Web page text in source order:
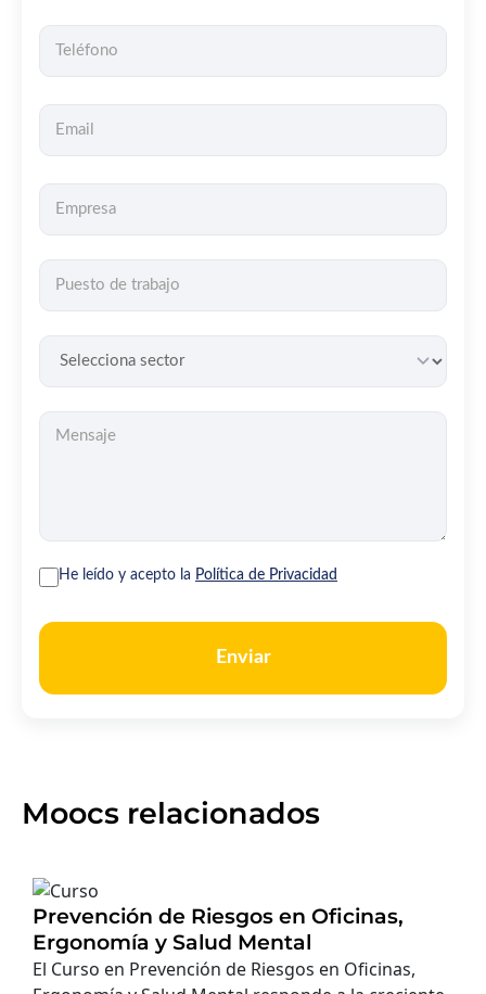
He leído y acepto la Política de Privacidad
Enviar
Moocs relacionados
Prevención de Riesgos en Oficinas,
Ergonomía y Salud Mental
El Curso en Prevención de Riesgos en Oficinas,